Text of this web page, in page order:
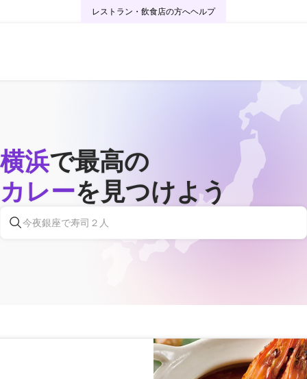
レストラン・飲食店の方へヘルプ
横浜で最高の
カレーを見つけよう